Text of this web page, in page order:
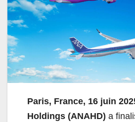
Paris, France, 16 juin
Holdings (ANAHD) a